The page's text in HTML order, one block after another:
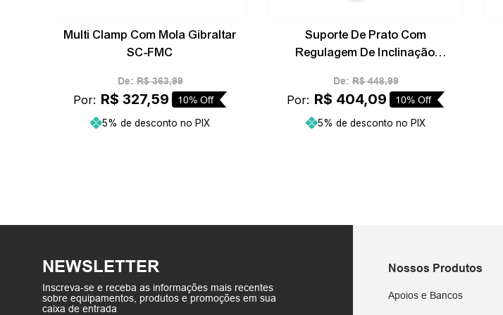
Multi Clamp Com Mola Gibraltar
SC-FMC
De: R$ 363,99
Por: R$ 327,59 10%Off
5% de desconto no PIX
Suporte De Prato Com
Regulagem De Inclinação
De: R$ 448,99
Por: R$ 404,09 10%Off
5% de desconto no PIX
NEWSLETTER
Inscreva-se e receba as informações mais recentes
sobre equipamentos, produtos e promoções em sua
caixa de entrada
Nossos Produtos
Apoios e Bancos